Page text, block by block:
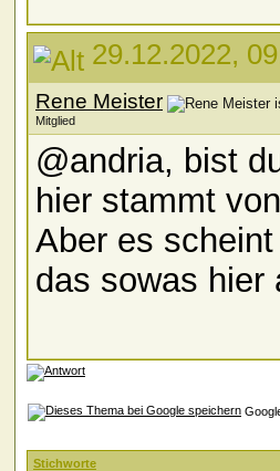
29.12.2022,
Rene Meister
Mitglied
@andria, bist
hier stammt
Aber es
das sowas hier
Stichworte